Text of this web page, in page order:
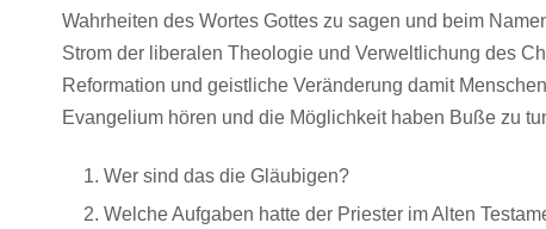
Wahrheiten des Wortes Gottes zu sagen und beim
Strom der liberalen Theologie und Verweltlichung des
Reformation und geistliche Veränderung damit
Evangelium hören und die Möglichkeit haben Buße zu
Wer sind das die Gläubigen?
Welche Aufgaben hatte der Priester im Alten